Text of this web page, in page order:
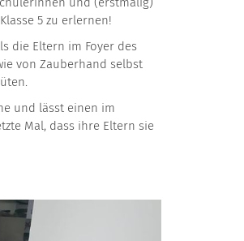
5 zu erlernen!
die Eltern im Foyer des
von Zauberhand selbst
und lässt einen im
Mal, dass ihre Eltern sie